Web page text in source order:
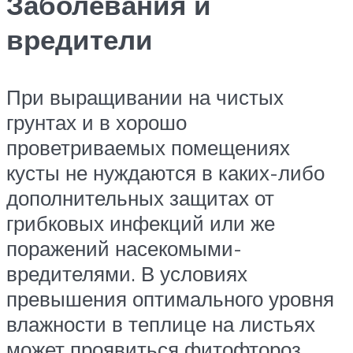
вредители
При выращивании на чистых
грунтах и в хорошо
проветриваемых помещениях
кусты не нуждаются в каких-либо
дополнительных защитах от
грибковых инфекций или же
поражений насекомыми-
вредителями. В условиях
превышения оптимального уровня
влажности в теплице на листьях